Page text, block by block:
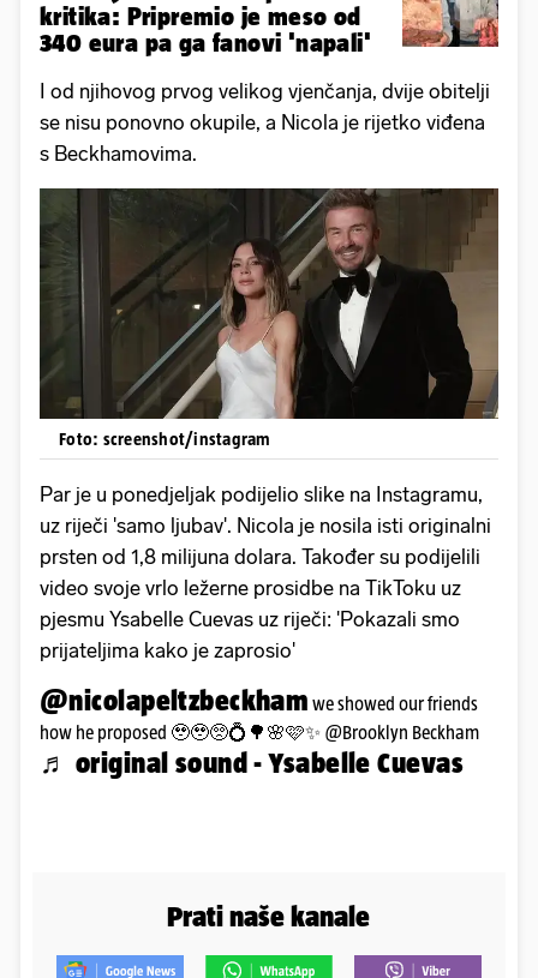
kritika: Pripremio je meso od
340 eura pa ga fanovi 'napali'
I od njihovog prvog velikog vjenčanja, dvije obitelji
se nisu ponovno okupile, a Nicola je rijetko viđena
s Beckhamovima.
Foto: screenshot/instagram
Par je u ponedjeljak podijelio slike na Instagramu,
uz riječi 'samo ljubav'. Nicola je nosila isti originalni
prsten od 1,8 milijuna dolara. Također su podijelili
video svoje vrlo ležerne prosidbe na TikToku uz
pjesmu Ysabelle Cuevas uz riječi: 'Pokazali smo
prijateljima kako je zaprosio'
@nicolapeltzbeckham we showed our friends
how he proposed 🥹🥹🥺💍🌳🌸🩷✨ @Brooklyn Beckham
♬ original sound - Ysabelle Cuevas
Prati naše kanale